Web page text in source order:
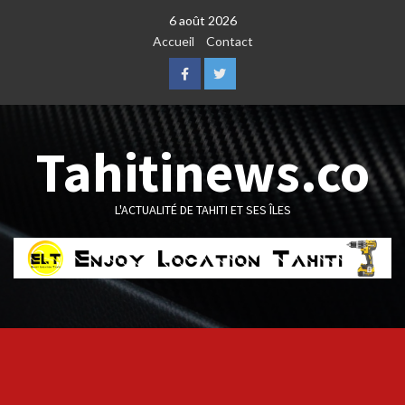
6 août 2026
Accueil
Contact
FacebookTwitter
Tahitinews.co
L'ACTUALITÉ DE TAHITI ET SES ÎLES